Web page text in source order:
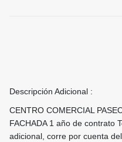
Descripción Adicional :
CENTRO COMERCIAL
FACHADA 1 año de contrato
adicional, corre por cuenta